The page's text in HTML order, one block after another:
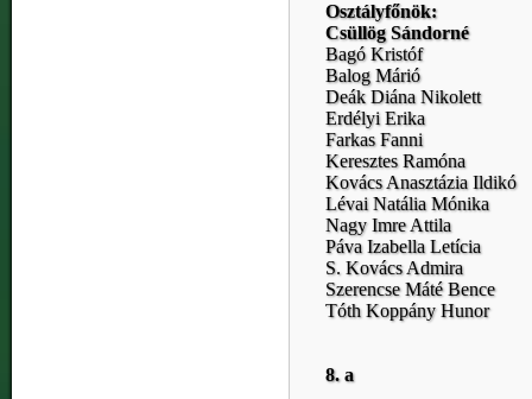
Osztályfőnök:
Csüllög Sándorné
Bagó Kristóf
Balog Márió
Deák Diána Nikolett
Erdélyi Erika
Farkas Fanni
Keresztes Ramóna
Kovács Anasztázia Ildikó
Lévai Natália Mónika
Nagy Imre Attila
Páva Izabella Letícia
S. Kovács Admira
Szerencse Máté Bence
Tóth Koppány Hunor
8. a